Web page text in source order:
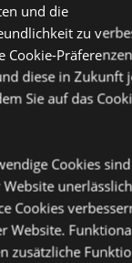
Ja
für:0 - 3 Jahre
festlicher
über den Einkauf
lesen Sie unseren
und die
zu
Cookie-
diese in Zukunft
Sie auf das
Cookies
Cookies
Website.
zusätzliche